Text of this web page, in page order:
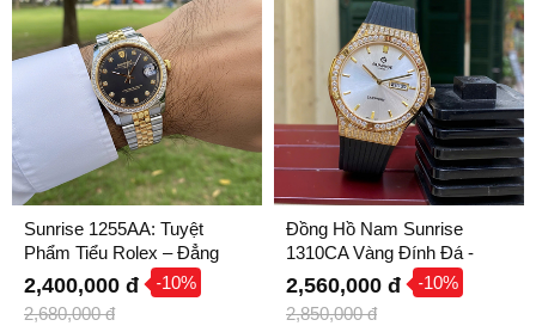
Sunrise 1255AA: Tuyệt
Phẩm Tiểu Rolex – Đẳng
Cấp Quý Ông Thành Đạt
2,400,000 đ -10%
2,680,000 đ
Đồng Hồ Nam Sunrise
1310CA Vàng Đính Đá -
Kính Sapphire, Dây Cao Su
Cao Cấp
2,560,000 đ -10%
2,850,000 đ